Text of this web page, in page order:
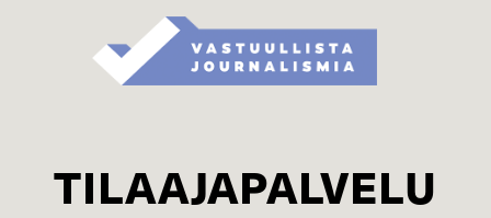
TILAAJAPALVELU